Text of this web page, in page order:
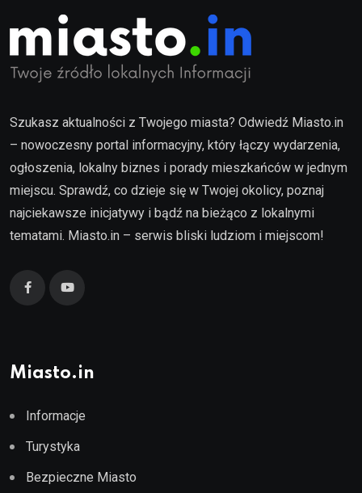
Szukasz aktualności z Twojego miasta? Odwiedź Miasto.in
– nowoczesny portal informacyjny, który łączy wydarzenia,
ogłoszenia, lokalny biznes i porady mieszkańców w jednym
miejscu. Sprawdź, co dzieje się w Twojej okolicy, poznaj
najciekawsze inicjatywy i bądź na bieżąco z lokalnymi
tematami. Miasto.in – serwis bliski ludziom i miejscom!
Miasto.in
Informacje
Turystyka
Bezpieczne Miasto